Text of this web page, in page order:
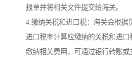
报单并将相关文件提交给海关。
4.缴纳关税和进口税：海关会根据
进口税率计算应缴纳的关税和进
缴纳相关费用，可通过银行转账